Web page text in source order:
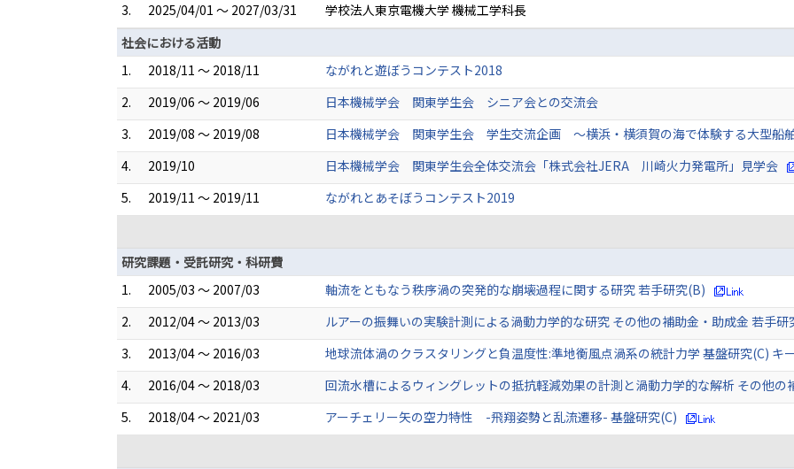
3.
2025/04/01 ～ 2027/03/31
学校法人東京電機大学 機械工学科長
社会における活動
1.
2018/11 ～ 2018/11
ながれと遊ぼうコンテスト2018
2.
2019/06 ～ 2019/06
日本機械学会 関東学生会 シニア会との交流会
3.
2019/08 ～ 2019/08
日本機械学会 関東学生会 学生交流企画 ～横浜・横須賀の海で体験する大型船
4.
2019/10
日本機械学会 関東学生会全体交流会「株式会社JERA 川崎火力発電所」見学会
5.
2019/11 ～ 2019/11
ながれとあそぼうコンテスト2019
研究課題・受託研究・科研費
1.
2005/03 ～ 2007/03
軸流をともなう秩序渦の突発的な崩壊過程に関する研究 若手研究(B)
2.
2012/04 ～ 2013/03
ルアーの振舞いの実験計測による渦動力学的な研究 その他の補助金・助成金 若手
3.
2013/04 ～ 2016/03
地球流体渦のクラスタリングと負温度性:準地衡風点渦系の統計力学 基盤研究(C)
4.
2016/04 ～ 2018/03
回流水槽によるウィングレットの抵抗軽減効果の計測と渦動力学的な解析 その他の
5.
2018/04 ～ 2021/03
アーチェリー矢の空力特性 -飛翔姿勢と乱流遷移- 基盤研究(C)